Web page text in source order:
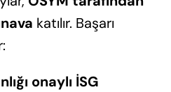
katılır. Başarı
onaylı İSG